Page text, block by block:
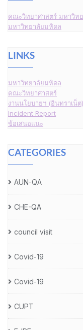
คณะวิทยาศาสตร์ มหาวิท
มหาวิทยาลัยมหิดล
LINKS
มหาวิทยาลัยมหิดล
คณะวิทยาศาสตร์
งานนโยบายฯ (อินทราเน็ต)
Incident Report
ข้อเสนอแนะ
CATEGORIES
AUN-QA
CHE-QA
council visit
Covid-19
Covid-19
CUPT